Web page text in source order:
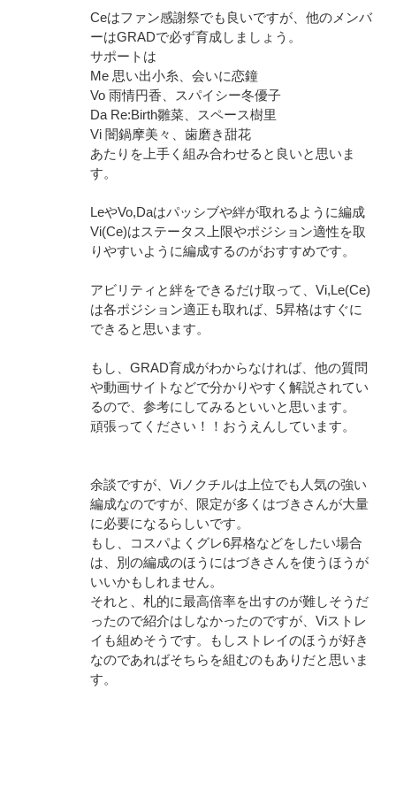
Ceはファン感謝祭でも良いですが、他のメンバ
ーはGRADで必ず育成しましょう。
サポートは
Me 思い出小糸、会いに恋鐘
Vo 雨情円香、スパイシー冬優子
Da Re:Birth雛菜、スペース樹里
Vi 闇鍋摩美々、歯磨き甜花
あたりを上手く組み合わせると良いと思いま
す。
LeやVo,Daはパッシブや絆が取れるように編成
Vi(Ce)はステータス上限やポジション適性を取
りやすいように編成するのがおすすめです。
アビリティと絆をできるだけ取って、Vi,Le(Ce)
は各ポジション適正も取れば、5昇格はすぐに
できると思います。
もし、GRAD育成がわからなければ、他の質問
や動画サイトなどで分かりやすく解説されてい
るので、参考にしてみるといいと思います。
頑張ってください！！おうえんしています。
余談ですが、Viノクチルは上位でも人気の強い
編成なのですが、限定が多くはづきさんが大量
に必要になるらしいです。
もし、コスパよくグレ6昇格などをしたい場合
は、別の編成のほうにはづきさんを使うほうが
いいかもしれません。
それと、札的に最高倍率を出すのが難しそうだ
ったので紹介はしなかったのですが、Viストレ
イも組めそうです。もしストレイのほうが好き
なのであればそちらを組むのもありだと思いま
す。